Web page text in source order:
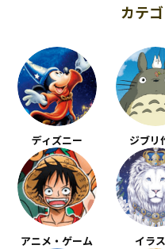
カテ
ディズニー ジブリ
アニメ・ゲーム イラ